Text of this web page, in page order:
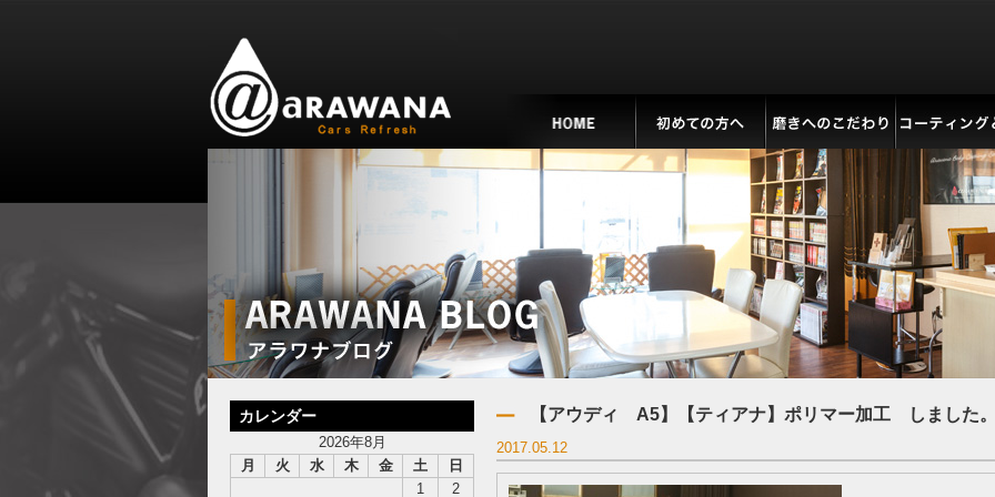
【アウディ A5】【ティアナ】ポリマー加工 しました
2017.05.12
カレンダー
2026年8月
月
火 水 木 金 土
日
1
2